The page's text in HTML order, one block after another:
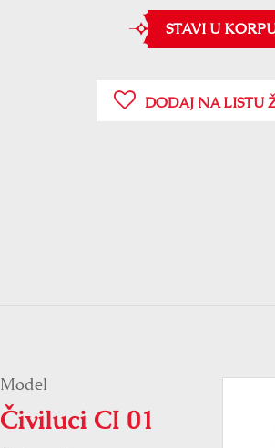
STAVI U
DODAJ NA LISTU
Model
Čiviluci CI 01